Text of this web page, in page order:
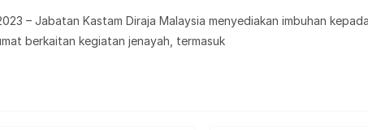
– Jabatan Kastam Diraja Malaysia menyediakan imbuhan
berkaitan kegiatan jenayah, termasuk